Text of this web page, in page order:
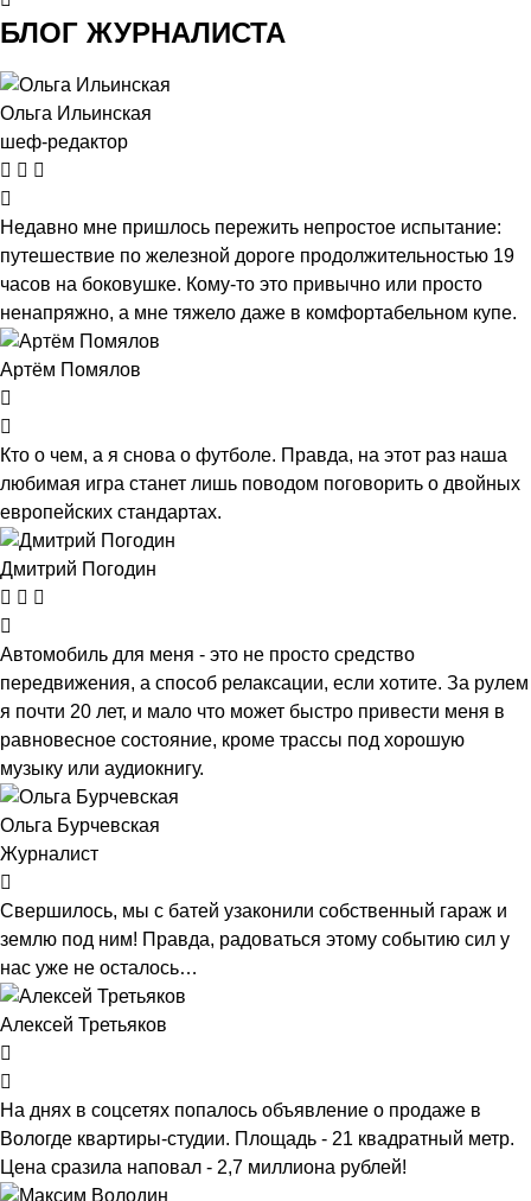
БЛОГ ЖУРНАЛИСТА
Ольга Ильинская
шеф-редактор
Недавно мне пришлось пережить непростое испытание:
путешествие по железной дороге продолжительностью 19
часов на боковушке. Кому-то это привычно или просто
ненапряжно, а мне тяжело даже в комфортабельном купе.
Артём Помялов
Кто о чем, а я снова о футболе. Правда, на этот раз наша
любимая игра станет лишь поводом поговорить о двойных
европейских стандартах.
Дмитрий Погодин
Автомобиль для меня - это не просто средство
передвижения, а способ релаксации, если хотите. За рулем
я почти 20 лет, и мало что может быстро привести меня в
равновесное состояние, кроме трассы под хорошую
музыку или аудиокнигу.
Ольга Бурчевская
Журналист
Свершилось, мы с батей узаконили собственный гараж и
землю под ним! Правда, радоваться этому событию сил у
нас уже не осталось…
Алексей Третьяков
На днях в соцсетях попалось объявление о продаже в
Вологде квартиры-студии. Площадь - 21 квадратный метр.
Цена сразила наповал - 2,7 миллиона рублей!